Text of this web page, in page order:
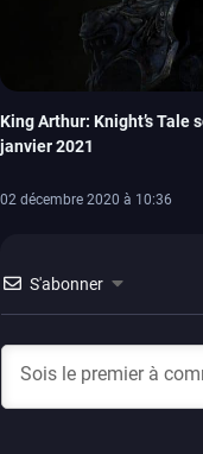
King Arthur: Knight’s Tale
janvier 2021
02 décembre 2020 à 10:36
S'abonner